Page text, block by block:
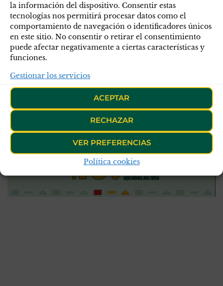
la información del dispositivo. Consentir estas
tecnologías nos permitirá procesar datos como el
comportamiento de navegación o identificadores únicos
en este sitio. No consentir o retirar el consentimiento
puede afectar negativamente a ciertas características y
funciones.
Gestionar los servicios
ACEPTAR
RECHAZAR
VER PREFERENCIAS
Política cookies